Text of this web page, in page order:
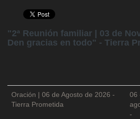
"2ª Reunión familiar | 03 de
Den gracias en todo" - Tierra
Oración | 06 de Agosto de 2026 -
Tierra Prometida
06
-